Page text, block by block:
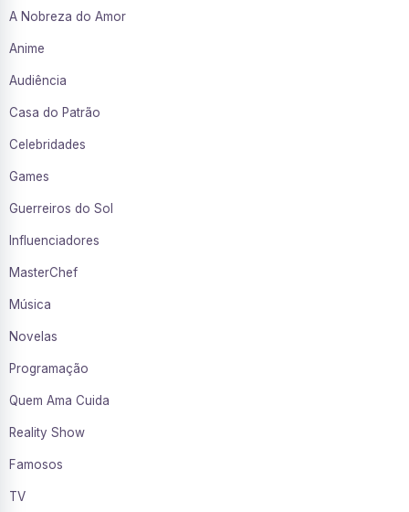
A Nobreza do Amor
Anime
Audiência
Casa do Patrão
Celebridades
Games
Guerreiros do Sol
Influenciadores
MasterChef
Música
Novelas
Programação
Quem Ama Cuida
Reality Show
Famosos
TV